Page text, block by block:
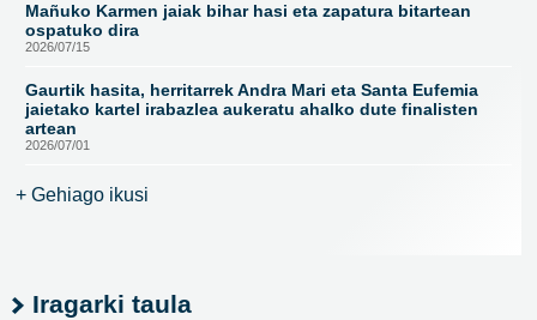
Mañuko Karmen jaiak bihar hasi eta zapatura bitartean
ospatuko dira
2026/07/15
Gaurtik hasita, herritarrek Andra Mari eta Santa Eufemia
jaietako kartel irabazlea aukeratu ahalko dute finalisten
artean
2026/07/01
+ Gehiago ikusi
Iragarki taula